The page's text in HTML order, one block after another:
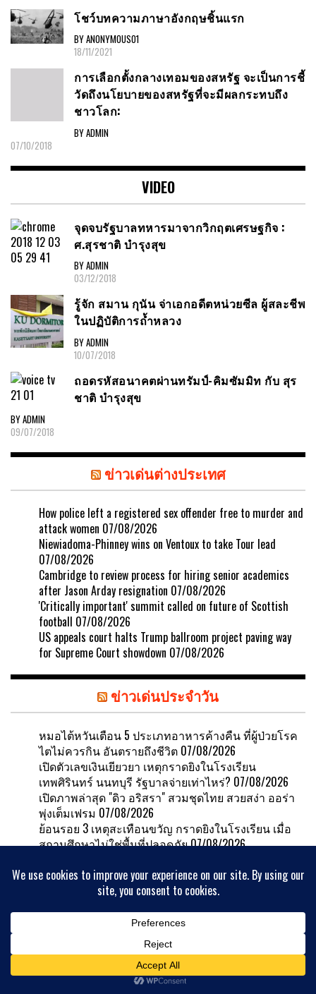
โชว์บทความภาษาอังกฤษชิ้นแรก
BY ANONYMOUS01
18/11/2021
การเลือกตั้งกลางเทอมของสหรัฐ จะเป็นการชี้
วัดถึงนโยบายของสหรัฐที่จะมีผลกระทบถึง
ชาวโลก:
BY ADMIN
07/10/2018
VIDEO
จุดจบรัฐบาลทหารมาจากวิกฤตเศรษฐกิจ :
ศ.สุรชาติ บำรุงสุข
BY ADMIN
03/12/2018
รู้จัก สมาน กุนัน จ่าเอกอดีตหน่วยซีล ผู้สละชีพ
ในปฏิบัติการถ้ำหลวง
BY ADMIN
10/07/2018
ถอดรหัสอนาคตผ่านทรัมป์-คิมซัมมิท กับ สุร
ชาติ บำรุงสุข
BY ADMIN
09/07/2018
ข่าวเด่นต่างประเทศ
How police left a registered sex offender free to murder and
attack women 07/08/2026
Niewiadoma-Phinney wins on Ventoux to take Tour lead
07/08/2026
Cambridge to review process for hiring senior academics
after Jason Arday resignation 07/08/2026
'Critically important' summit called on future of Scottish
football 07/08/2026
US appeals court halts Trump ballroom project paving way
for Supreme Court showdown 07/08/2026
ข่าวเด่นประจำวัน
หมอไต้หวันเตือน 5 ประเภทอาหารค้างคืน ที่ผู้ป่วยโรค
ไตไม่ควรกิน อันตรายถึงชีวิต 07/08/2026
เปิดตัวเลขเงินเยียวยา เหตุกราดยิงในโรงเรียน
เทพศิรินทร์ นนทบุรี รัฐบาลจ่ายเท่าไหร่? 07/08/2026
เปิดภาพล่าสุด "ดิว อริสรา" สวมชุดไทย สวยสง่า ออร่า
พุ่งเต็มเฟรม 07/08/2026
ย้อนรอย 3 เหตุสะเทือนขวัญ กราดยิงในโรงเรียน เมื่อ
สถานศึกษาไม่ใช่พื้นที่ปลอดภัย07/08/2026
ช็อตสุดท้ายวงดราก้อนไฟว์07/08/2026